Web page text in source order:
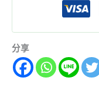
分享